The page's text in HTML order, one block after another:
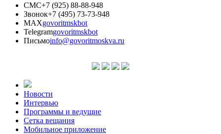
СМС+7 (925) 88-88-948
Звонок+7 (495) 73-73-948
MAXgovoritmskbot
Telegramgovoritmskbot
Письмоinfo@govoritmoskva.ru
Новости
Интервью
Программы и ведущие
Сетка вещания
Мобильное приложение